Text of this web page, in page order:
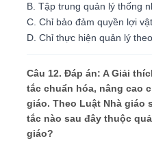
B. Tập trung quản lý thống
C. Chỉ bảo đảm quyền lợi
D. Chỉ thực hiện quản lý
Câu 12. Đáp án: A Giải
tắc chuẩn hóa, nâng cao
giáo. Theo Luật Nhà giáo
tắc nào sau đây thuộc
giáo?